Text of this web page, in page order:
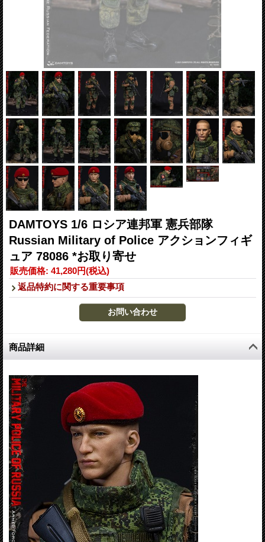
DAMTOYS 1/6 ロシア連邦軍 憲兵部隊
Russian Military of Police アクションフィギ
ュア 78086 *お取り寄せ
販売価格: 41,280円(税込)
返品特約に関する重要事項
商品詳細